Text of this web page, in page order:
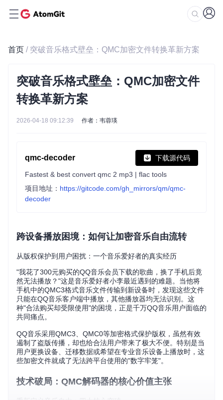
首页 / 突破音乐格式壁垒：QMC加密文件转换革新方案
突破音乐格式壁垒：QMC加密文件
转换革新方案
2026-04-18 09:12:39 作者：韦蓉瑛
qmc-decoder 下载源代码
Fastest & best convert qmc 2 mp3 | flac tools
项目地址： https://gitcode.com/gh_mirrors/qm/qmc-
decoder
跨设备播放困境：如何让加密音乐自由流转
从版权保护到用户困扰：一个音乐爱好者的真实经历
"我花了300元购买的QQ音乐会员下载的歌曲，换了手机后竟
然无法播放？"这是音乐爱好者小李最近遇到的难题。当他将
手机中的QMC3格式音乐文件传输到新设备时，发现这些文件
只能在QQ音乐客户端中播放，其他播放器均无法识别。这
种"合法购买却受限使用"的困境，正是千万QQ音乐用户面临的
共同痛点。
QQ音乐采用QMC3、QMC0等加密格式保护版权，虽然有效
遏制了盗版传播，却也给合法用户带来了极大不便。特别是当
用户更换设备、迁移数据或希望在专业音乐设备上播放时，这
些加密文件就成了无法跨平台使用的"数字牢笼"。
技术破局：QMC解码器的核心价值主张